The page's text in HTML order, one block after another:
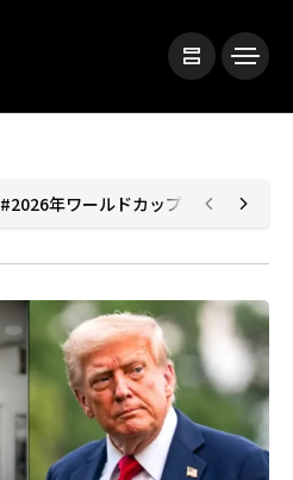
#2026年ワールドカップ #2026